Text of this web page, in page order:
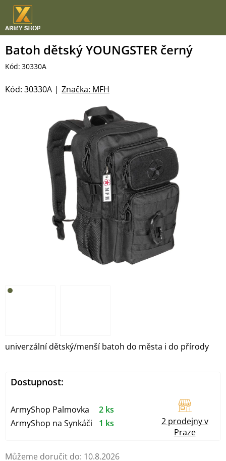
Přejít
obsah
Batoh dětský YOUNGSTER černý
Kód: 30330A
Značka: MFH
Kód: 30330A
Můžeme doručit do: 10.8.2026
univerzální dětský/menší batoh do města i do přírody
Dostupnost:
ArmyShop Palmovka
2 ks
ArmyShop na Synkáči
1 ks
2 prodejny v
Praze